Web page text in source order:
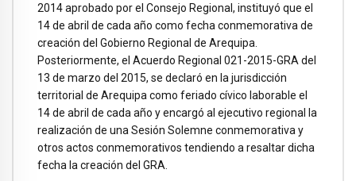
2014 aprobado por el Consejo Regional, instituyó que el
14 de abril de cada año como fecha conmemorativa de
creación del Gobierno Regional de Arequipa.
Posteriormente, el Acuerdo Regional 021-2015-GRA del
13 de marzo del 2015, se declaró en la jurisdicción
territorial de Arequipa como feriado cívico laborable el
14 de abril de cada año y encargó al ejecutivo regional la
realización de una Sesión Solemne conmemorativa y
otros actos conmemorativos tendiendo a resaltar dicha
fecha la creación del GRA.